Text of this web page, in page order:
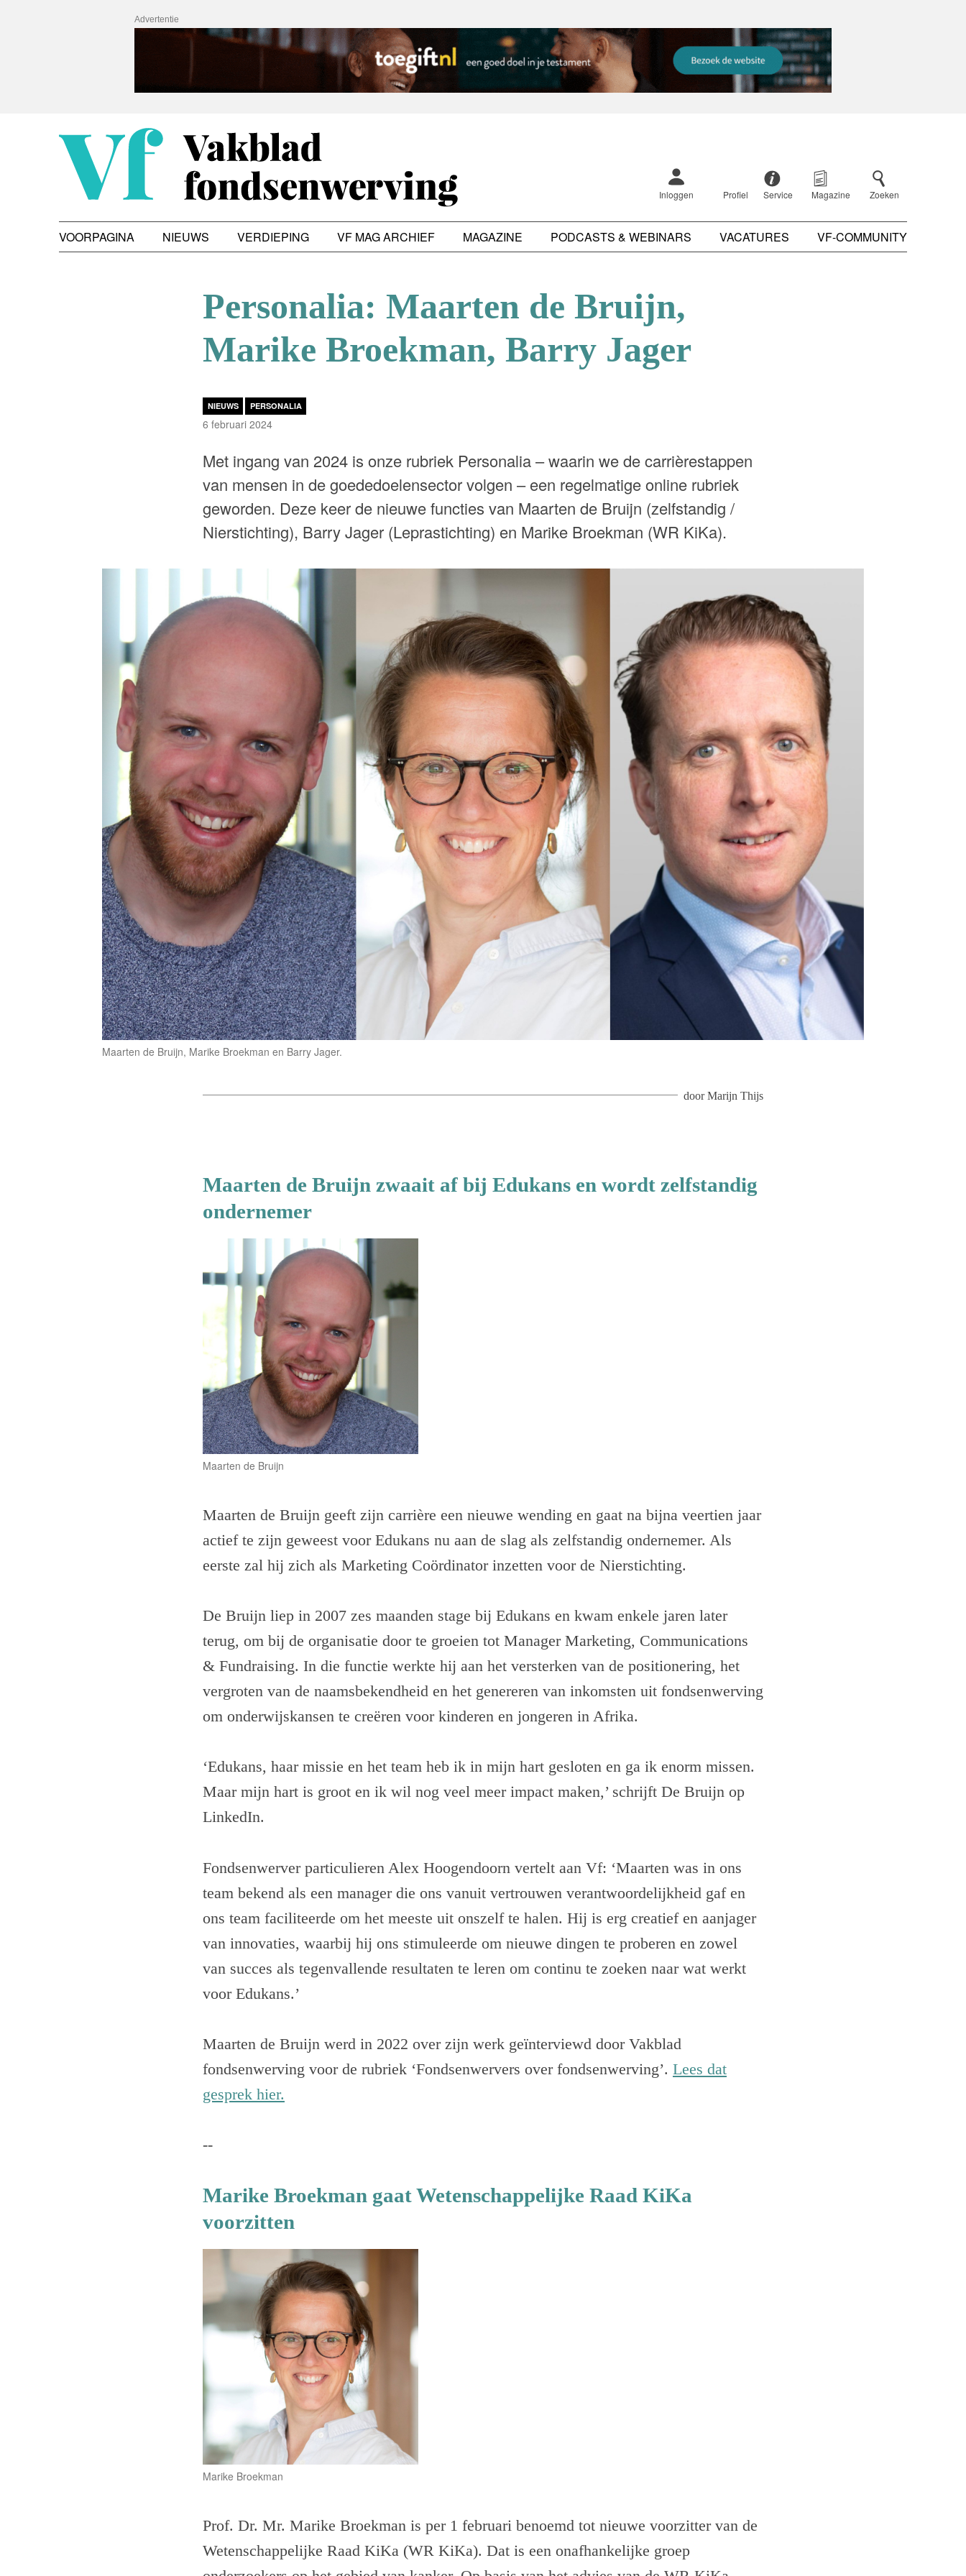
Advertentie
Inloggen Profiel Service Magazine Zoeken
VOORPAGINA NIEUWS VERDIEPING VF MAG ARCHIEF MAGAZINE PODCASTS & WEBINARS VACATURES VF-COMMUNITY
Personalia: Maarten de Bruijn,
Marike Broekman, Barry Jager
NIEUWS PERSONALIA
6 februari 2024
Met ingang van 2024 is onze rubriek Personalia – waarin we de carrièrestappen
van mensen in de goededoelensector volgen – een regelmatige online rubriek
geworden. Deze keer de nieuwe functies van Maarten de Bruijn (zelfstandig /
Nierstichting), Barry Jager (Leprastichting) en Marike Broekman (WR KiKa).
Maarten de Bruijn, Marike Broekman en Barry Jager.
doorMarijn Thijs
Maarten de Bruijn zwaait af bij Edukans en wordt zelfstandig
ondernemer
Maarten de Bruijn
Maarten de Bruijn geeft zijn carrière een nieuwe wending en gaat na bijna veertien jaar
actief te zijn geweest voor Edukans nu aan de slag als zelfstandig ondernemer. Als
eerste zal hij zich als Marketing Coördinator inzetten voor de Nierstichting.
De Bruijn liep in 2007 zes maanden stage bij Edukans en kwam enkele jaren later
terug, om bij de organisatie door te groeien tot Manager Marketing, Communications
& Fundraising. In die functie werkte hij aan het versterken van de positionering, het
vergroten van de naamsbekendheid en het genereren van inkomsten uit fondsenwerving
om onderwijskansen te creëren voor kinderen en jongeren in Afrika.
‘Edukans, haar missie en het team heb ik in mijn hart gesloten en ga ik enorm missen.
Maar mijn hart is groot en ik wil nog veel meer impact maken,’ schrijft De Bruijn op
LinkedIn.
Fondsenwerver particulieren Alex Hoogendoorn vertelt aan Vf: ‘Maarten was in ons
team bekend als een manager die ons vanuit vertrouwen verantwoordelijkheid gaf en
ons team faciliteerde om het meeste uit onszelf te halen. Hij is erg creatief en aanjager
van innovaties, waarbij hij ons stimuleerde om nieuwe dingen te proberen en zowel
van succes als tegenvallende resultaten te leren om continu te zoeken naar wat werkt
voor Edukans.’
Maarten de Bruijn werd in 2022 over zijn werk geïnterviewd door Vakblad
fondsenwerving voor de rubriek ‘Fondsenwervers over fondsenwerving’. Lees dat
gesprek hier.
--
Marike Broekman gaat Wetenschappelijke Raad KiKa
voorzitten
Marike Broekman
Prof. Dr. Mr. Marike Broekman is per 1 februari benoemd tot nieuwe voorzitter van de
Wetenschappelijke Raad KiKa (WR KiKa). Dat is een onafhankelijke groep